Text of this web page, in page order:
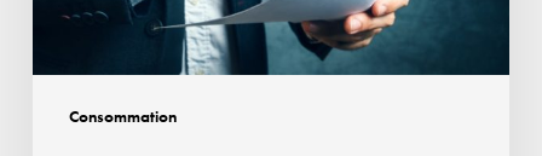
Consommation
changer
en
vigueur